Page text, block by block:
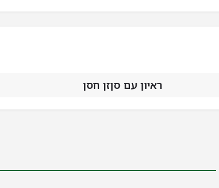
ראיון עם סןזן חסן